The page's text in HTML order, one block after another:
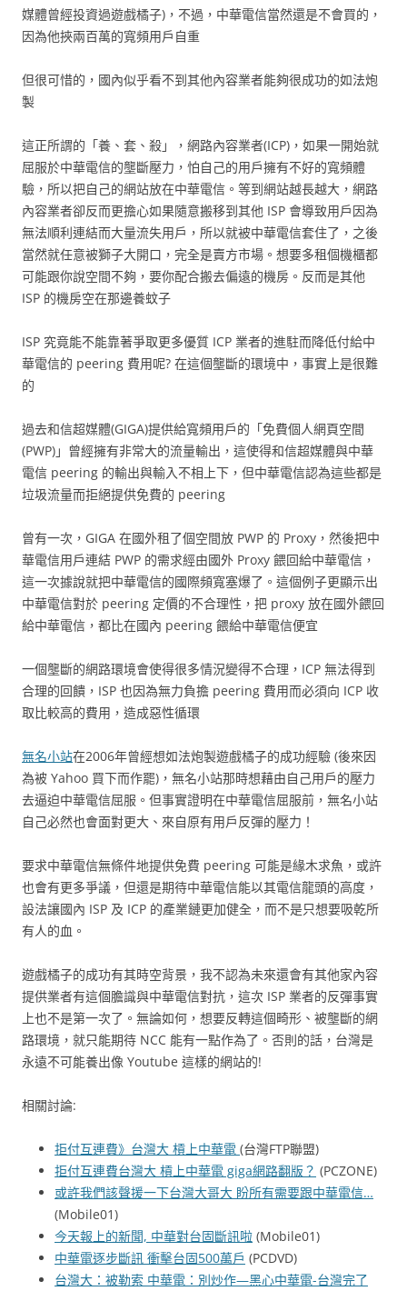
媒體曾經投資過遊戲橘子)，不過，中華電信當然還是不會買的，
因為他挾兩百萬的寬頻用戶自重
但很可惜的，國內似乎看不到其他內容業者能夠很成功的如法炮
製
這正所謂的「養、套、殺」，網路內容業者(ICP)，如果一開始就
屈服於中華電信的壟斷壓力，怕自己的用戶擁有不好的寬頻體
驗，所以把自己的網站放在中華電信。等到網站越長越大，網路
內容業者卻反而更擔心如果隨意搬移到其他 ISP 會導致用戶因為
無法順利連結而大量流失用戶，所以就被中華電信套住了，之後
當然就任意被獅子大開口，完全是賣方市場。想要多租個機櫃都
可能跟你說空間不夠，要你配合搬去偏遠的機房。反而是其他
ISP 的機房空在那邊養蚊子
ISP 究竟能不能靠著爭取更多優質 ICP 業者的進駐而降低付給中
華電信的 peering 費用呢? 在這個壟斷的環境中，事實上是很難
的
過去和信超媒體(GIGA)提供給寬頻用戶的「免費個人網頁空間
(PWP)」曾經擁有非常大的流量輸出，這使得和信超媒體與中華
電信 peering 的輸出與輸入不相上下，但中華電信認為這些都是
垃圾流量而拒絕提供免費的 peering
曾有一次，GIGA 在國外租了個空間放 PWP 的 Proxy，然後把中
華電信用戶連結 PWP 的需求經由國外 Proxy 餵回給中華電信，
這一次據說就把中華電信的國際頻寬塞爆了。這個例子更顯示出
中華電信對於 peering 定價的不合理性，把 proxy 放在國外餵回
給中華電信，都比在國內 peering 餵給中華電信便宜
一個壟斷的網路環境會使得很多情況變得不合理，ICP 無法得到
合理的回饋，ISP 也因為無力負擔 peering 費用而必須向 ICP 收
取比較高的費用，造成惡性循環
無名小站在2006年曾經想如法炮製遊戲橘子的成功經驗 (後來因
為被 Yahoo 買下而作罷)，無名小站那時想藉由自己用戶的壓力
去逼迫中華電信屈服。但事實證明在中華電信屈服前，無名小站
自己必然也會面對更大、來自原有用戶反彈的壓力！
要求中華電信無條件地提供免費 peering 可能是緣木求魚，或許
也會有更多爭議，但還是期待中華電信能以其電信龍頭的高度，
設法讓國內 ISP 及 ICP 的產業鏈更加健全，而不是只想要吸乾所
有人的血。
遊戲橘子的成功有其時空背景，我不認為未來還會有其他家內容
提供業者有這個膽識與中華電信對抗，這次 ISP 業者的反彈事實
上也不是第一次了。無論如何，想要反轉這個畸形、被壟斷的網
路環境，就只能期待 NCC 能有一點作為了。否則的話，台灣是
永遠不可能養出像 Youtube 這樣的網站的!
相關討論:
拒付互連費》台灣大 槓上中華電 (台灣FTP聯盟)
拒付互連費台灣大 槓上中華電 giga網路翻版？ (PCZONE)
或許我們該聲援一下台灣大哥大 盼所有需要跟中華電信…
(Mobile01)
今天報上的新聞, 中華對台固斷訊啦 (Mobile01)
中華電逐步斷訊 衝擊台固500萬戶 (PCDVD)
台灣大：被勒索 中華電：別炒作—黑心中華電-台灣完了